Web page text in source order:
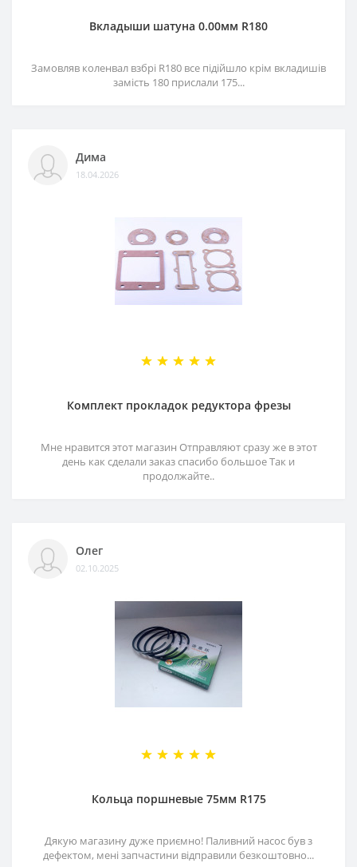
Вкладыши шатуна 0.00мм R180
Замовляв коленвал взбрі R180 все підійшло крім вкладишів
замість 180 прислали 175...
Дима
18.04.2026
Комплект прокладок редуктора фрезы
Мне нравится этот магазин Отправляют сразу же в этот
день как сделали заказ спасибо большое Так и
продолжайте..
Олег
02.10.2025
Кольца поршневые 75мм R175
Дякую магазину дуже приємно! Паливний насос був з
дефектом, мені запчастини відправили безкоштовно...